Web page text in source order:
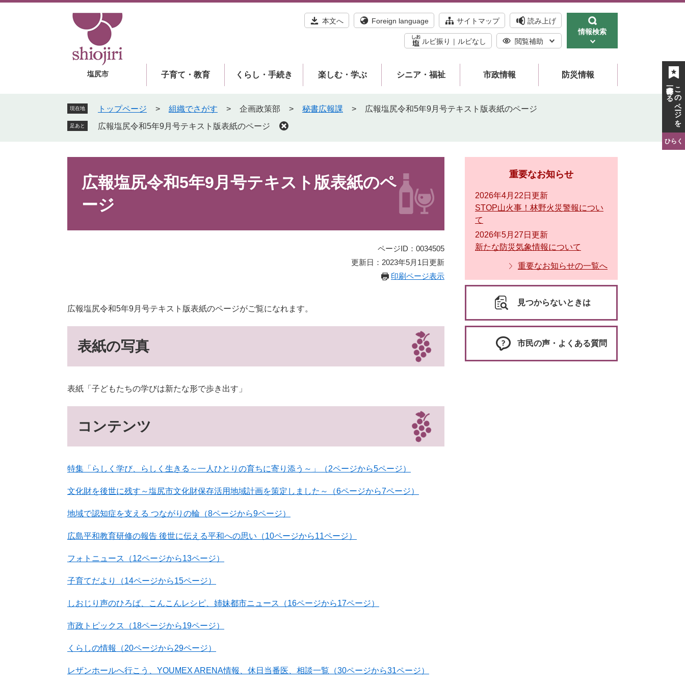
塩尻市
本文へ Foreign language サイトマップ 読み上げ
ルビ振り ルビなし 閲覧補助
情報検索
子育て・教育 くらし・手続き 楽しむ・学ぶ シニア・福祉 市政情報 防災情報
現在地 トップページ > 組織でさがす > 企画政策部 > 秘書広報課 > 広報塩尻令和5年9月号テキスト版表紙のページ
足あと 広報塩尻令和5年9月号テキスト版表紙のページ
広報塩尻令和5年9月号テキスト版表紙のペ
ージ
ページID：0034505
更新日：2023年5月1日更新
印刷ページ表示
広報塩尻令和5年9月号テキスト版表紙のページがご覧になれます。
表紙の写真
表紙「子どもたちの学びは新たな形で歩き出す」
コンテンツ
特集「らしく学び、らしく生きる～一人ひとりの育ちに寄り添う～​​」（2ページから5ページ）
文化財を後世に残す～塩尻市文化財保存活用地域計画を策定しました​～​​（6ページから7ページ）​
地域で認知症を支える つながりの輪​​​​​​（8ページから9ページ）
広島平和教育研修の報告 後世に伝える平和への思い​（10ページから11ページ）​
フォトニュース（12ページから13ページ）
子育てだより（14ページから15ページ）
しおじり声のひろば、こんこんレシピ、姉妹都市ニュース（16ページから17ページ）
市政トピックス（18ページから19ページ）
くらしの情報（20ページから29ページ）
レザンホールへ行こう、YOUMEX ARENA情報、休日当番医、相談一覧（30ページから31ページ）
重要なお知らせ
2026年4月22日更新
STOP山火事！林野火災警報につい
て
2026年5月27日更新
新たな防災気象情報について
重要なお知らせの一覧へ
見つからないときは
市民の声・よくある質問
このページを
一時保存する
ひらく